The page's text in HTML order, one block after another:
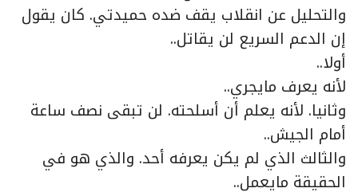
والتحليل عن انقلاب يقف ضده حميدتي. كان يقول
إن الدعم السريع لن يقاتل..
أولا..
لأنه يعرف مايجري..
وثانيا. لأنه يعلم أن أسلحته. لن تبقى نصف ساعة
أمام الجيش..
والثالث الذي لم يكن يعرفه أحد. والذي هو في
الحقيقة مايعمل..